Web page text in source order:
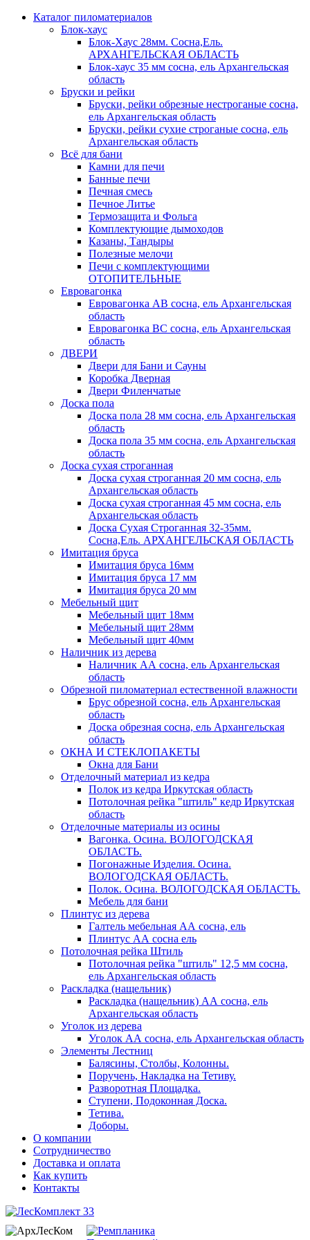
Каталог пиломатериалов
Блок-хаус
Блок-Хаус 28мм. Сосна,Ель.
АРХАНГЕЛЬСКАЯ ОБЛАСТЬ
Блок-хаус 35 мм сосна, ель Архангельская
область
Бруски и рейки
Бруски, рейки обрезные нестроганые сосна,
ель Архангельская область
Бруски, рейки сухие строганые сосна, ель
Архангельская область
Всё для бани
Камни для печи
Банные печи
Печная смесь
Печное Литье
Термозащита и Фольга
Комплектующие дымоходов
Казаны, Тандыры
Полезные мелочи
Печи с комплектующими
ОТОПИТЕЛЬНЫЕ
Евровагонка
Евровагонка АВ сосна, ель Архангельская
область
Евровагонка ВС сосна, ель Архангельская
область
ДВЕРИ
Двери для Бани и Сауны
Коробка Дверная
Двери Филенчатые
Доска пола
Доска пола 28 мм сосна, ель Архангельская
область
Доска пола 35 мм сосна, ель Архангельская
область
Доска сухая строганная
Доска сухая строганная 20 мм сосна, ель
Архангельская область
Доска сухая строганная 45 мм сосна, ель
Архангельская область
Доска Сухая Строганная 32-35мм.
Сосна,Ель. АРХАНГЕЛЬСКАЯ ОБЛАСТЬ
Имитация бруса
Имитация бруса 16мм
Имитация бруса 17 мм
Имитация бруса 20 мм
Мебельный щит
Мебельный щит 18мм
Мебельный щит 28мм
Мебельный щит 40мм
Наличник из дерева
Наличник АА сосна, ель Архангельская
область
Обрезной пиломатериал естественной влажности
Брус обрезной сосна, ель Архангельская
область
Доска обрезная сосна, ель Архангельская
область
ОКНА И СТЕКЛОПАКЕТЫ
Окна для Бани
Отделочный материал из кедра
Полок из кедра Иркутская область
Потолочная рейка "штиль" кедр Иркутская
область
Отделочные материалы из осины
Вагонка. Осина. ВОЛОГОДСКАЯ
ОБЛАСТЬ.
Погонажные Изделия. Осина.
ВОЛОГОДСКАЯ ОБЛАСТЬ.
Полок. Осина. ВОЛОГОДСКАЯ ОБЛАСТЬ.
Мебель для бани
Плинтус из дерева
Галтель мебельная АА сосна, ель
Плинтус АА сосна ель
Потолочная рейка Штиль
Потолочная рейка "штиль" 12,5 мм сосна,
ель Архангельская область
Раскладка (нащельник)
Раскладка (нащельник) АА сосна, ель
Архангельская область
Уголок из дерева
Уголок АА сосна, ель Архангельская область
Элементы Лестниц
Балясины, Столбы, Колонны.
Поручень, Накладка на Тетиву.
Разворотная Площадка.
Ступени, Подоконная Доска.
Тетива.
Доборы.
О компании
Сотрудничество
Доставка и оплата
Как купить
Контакты